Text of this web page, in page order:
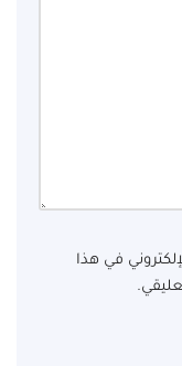
في هذا